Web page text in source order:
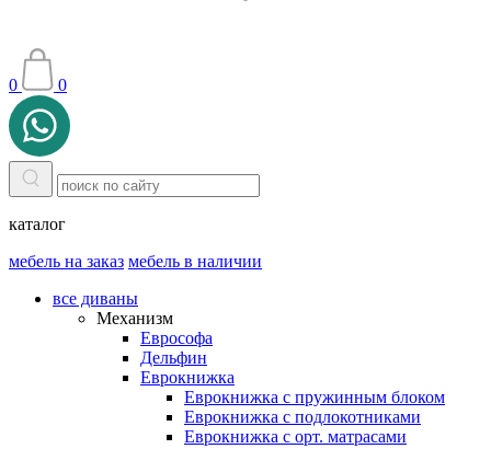
0 0
каталог
мебель на заказ мебель в наличии
все диваны
Механизм
Еврософа
Дельфин
Еврокнижка
Еврокнижка с пружинным блоком
Еврокнижка с подлокотниками
Еврокнижка с орт. матрасами